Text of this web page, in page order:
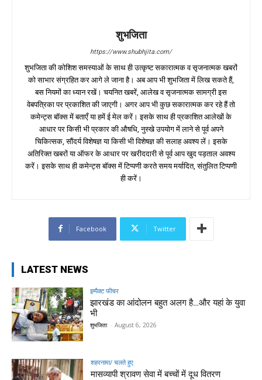
शुभजिता
https://www.shubhjita.com/
शुभजिता की कोशिश समस्याओं के साथ ही उत्कृष्ट सकारात्मक व सृजनात्मक खबरों
को साभार संग्रहित कर आगे ले जाना है। अब आप भी शुभजिता में लिख सकते हैं,
बस नियमों का ध्यान रखें। चयनित खबरें, आलेख व सृजनात्मक सामग्री इस
वेबपत्रिका पर प्रकाशित की जाएगी। अगर आप भी कुछ सकारात्मक कर रहे हैं तो
कमेन्ट्स बॉक्स में बताएँ या हमें ई मेल करें। इसके साथ ही प्रकाशित आलेखों के
आधार पर किसी भी प्रकार की औषधि, नुस्खे उपयोग में लाने से पूर्व अपने
चिकित्सक, सौंदर्य विशेषज्ञ या किसी भी विशेषज्ञ की सलाह अवश्य लें। इसके
अतिरिक्त खबरों या ऑफर के आधार पर खरीददारी से पूर्व आप खुद पड़ताल अवश्य
करें। इसके साथ ही कमेन्ट्स बॉक्स में टिप्पणी करते समय मर्यादित, संतुलित टिप्पणी
ही करें।
Facebook Twitter
LATEST NEWS
इम्पैक्ट फीचर
झारखंड का आंदोलन बहुत अलग है…और यहां के युवा
भी
शुभजिता - August 6, 2026
शहरनामा/ चलते हुए
मासव्यापी श्रावण सेवा में बच्चों में दूध वितरण